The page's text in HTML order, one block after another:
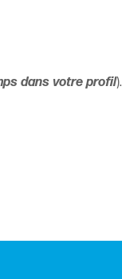
dans votre profil).